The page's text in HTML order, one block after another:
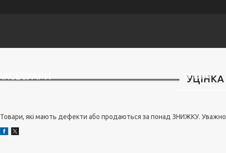
Головна
УЦІНКА
Товари, які мають дефекти або продаються за понад ЗНИЖКУ. Уважно